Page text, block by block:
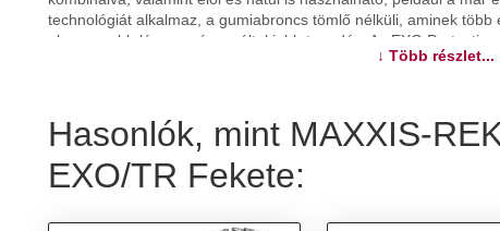
technológiát alkalmaz, a gumiabroncs tömlő nélküli, aminek
alacsonyabb légnyomás, ezáltal jobb tapadás. Az EXO
abroncsot. Termék leírás: 27,5" átmérőjű kerekekhez kisebb és
További információk>>
↓ Több részlet...
Hasonlók, mint MAXXIS-
EXO/TR Fekete: